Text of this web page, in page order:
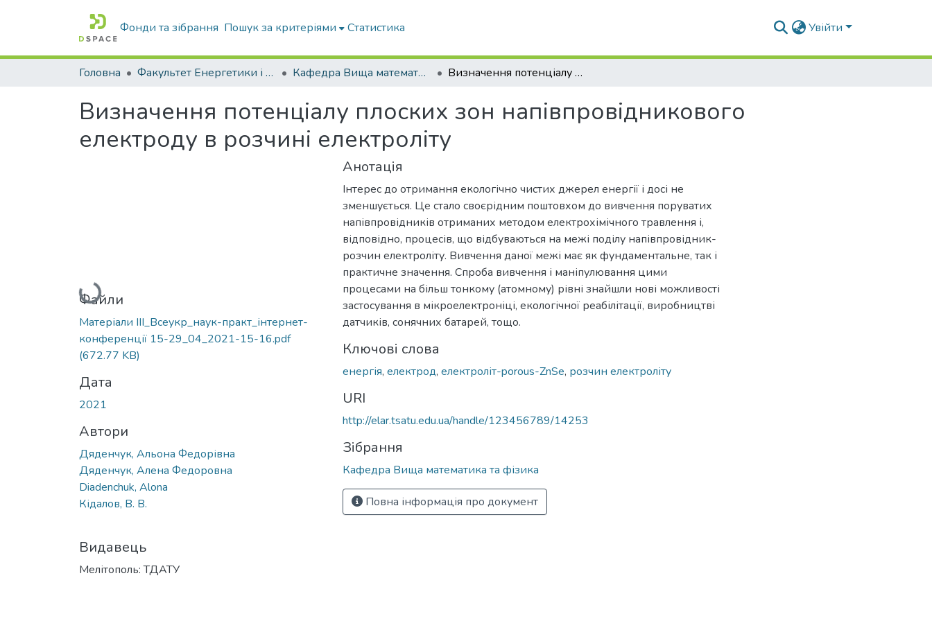
Фонди та зібрання Пошук за критеріями Статистика Увійти
Головна Факультет Енергетики і комп'ютерних технологій Кафедра Вища математика та фізика Визначення потенціалу плоских зон напівпровідникового електроду в розчині електроліту
Визначення потенціалу плоских зон напівпровідникового
електроду в розчині електроліту
Вантажиться...
Файли
Матеріали IІI_Всеукр_наук-практ_інтернет-
конференції 15-29_04_2021-15-16.pdf
(672.77 KB)
Дата
2021
Автори
Дяденчук, Альона Федорівна
Дяденчук, Алена Федоровна
Diadenchuk, Alona
Кідалов, В. В.
Видавець
Мелітополь: ТДАТУ
Анотація
Інтерес до отримання екологічно чистих джерел енергії і досі не
зменшується. Це стало своєрідним поштовхом до вивчення поруватих
напівпровідників отриманих методом електрохімічного травлення і,
відповідно, процесів, що відбуваються на межі поділу напівпровідник-
розчин електроліту. Вивчення даної межі має як фундаментальне, так і
практичне значення. Спроба вивчення і маніпулювання цими
процесами на більш тонкому (атомному) рівні знайшли нові можливості
застосування в мікроелектроніці, екологічної реабілітації, виробництві
датчиків, сонячних батарей, тощо.
Ключові слова
енергія, електрод, електроліт-porous-ZnSe, розчин електроліту
URI
http://elar.tsatu.edu.ua/handle/123456789/14253
Зібрання
Кафедра Вища математика та фізика
Повна інформація про документ